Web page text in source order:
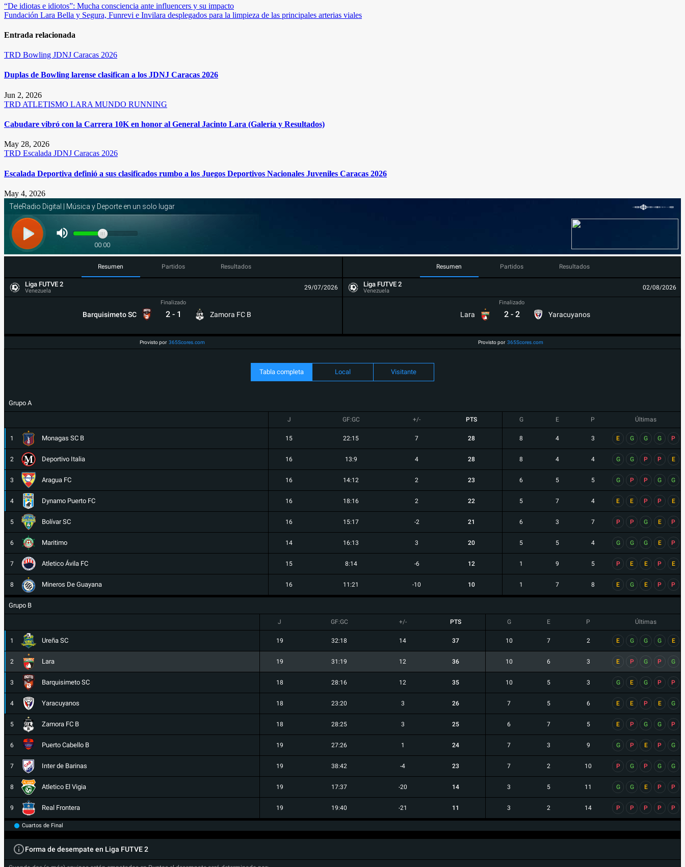
Navegación
de
entradas
“De idiotas e idiotos”: Mucha consciencia ante influencers y su impacto
Fundación Lara Bella y Segura, Funrevi e Invilara desplegados para la limpieza de las principales arterias viales
Entrada relacionada
TRD Bowling JDNJ Caracas 2026
Duplas de Bowling larense clasifican a los JDNJ Caracas 2026
Jun 2, 2026
TRD ATLETISMO LARA MUNDO RUNNING
Cabudare vibró con la Carrera 10K en honor al General Jacinto Lara (Galería y Resultados)
May 28, 2026
TRD Escalada JDNJ Caracas 2026
Escalada Deportiva definió a sus clasificados rumbo a los Juegos Deportivos Nacionales Juveniles Caracas 2026
May 4, 2026
Resumen Partidos Resultados
Liga FUTVE 2
Venezuela 29/07/2026
Barquisimeto SC
Finalizado
2 - 1 Zamora FC B
Provisto por 365Scores.com
Resumen Partidos Resultados
Liga FUTVE 2
Venezuela 02/08/2026
Lara
Finalizado
2 - 2 Yaracuyanos
Provisto por 365Scores.com
Tabla completa Local Visitante
Grupo A
J GF:GC +/- PTS G E P Últimas
1 Monagas SC B 15 22:15 7 28 8 4 3 E G G G P
2 Deportivo Italia 16 13:9 4 28 8 4 4 G G P P E
3 Aragua FC 16 14:12 2 23 6 5 5 G P P G G
4 Dynamo Puerto FC 16 18:16 2 22 5 7 4 E E P P E
5 Bolívar SC 16 15:17 -2 21 6 3 7 P P G E P
6 Maritimo 14 16:13 3 20 5 5 4 G G G E P
7 Atletico Ávila FC 15 8:14 -6 12 1 9 5 P E E P E
8 Mineros De Guayana 16 11:21 -10 10 1 7 8 E G E P P
Grupo B
J GF:GC +/- PTS G E P Últimas
1 Ureña SC 19 32:18 14 37 10 7 2 E G G G E
2 Lara 19 31:19 12 36 10 6 3 E P G P G
3 Barquisimeto SC 18 28:16 12 35 10 5 3 G E G P P
4 Yaracuyanos 18 23:20 3 26 7 5 6 E E P E G
5 Zamora FC B 18 28:25 3 25 6 7 5 E P G G P
6 Puerto Cabello B 19 27:26 1 24 7 3 9 G P E P G
7 Inter de Barinas 19 38:42 -4 23 7 2 10 P G P G G
8 Atletico El Vigia 19 17:37 -20 14 3 5 11 G G E P P
9 Real Frontera 19 19:40 -21 11 3 2 14 P P P P P
Cuartos de Final
Forma de desempate en Liga FUTVE 2